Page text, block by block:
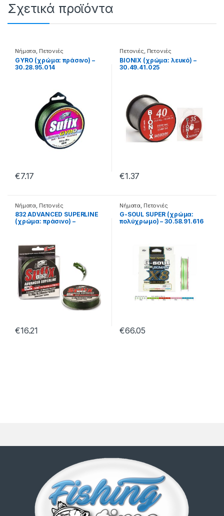
Σχετικά προϊόντα
Νήματα Πετονιές
GYRO (χρώμα: πράσινο) –
30.28.95.014
€7.17
Πετονιές Πετονιές
Monofilament
BIONIX (χρώμα: λευκό) –
30.49.41.025
€1.37
Νήματα Πετονιές
832 ADVANCED SUPERLINE
(χρώμα: πράσινο) –
€16.21
Νήματα Πετονιές
G-SOUL SUPER (χρώμα:
πολύχρωμο) – 30.58.91.616
€66.05